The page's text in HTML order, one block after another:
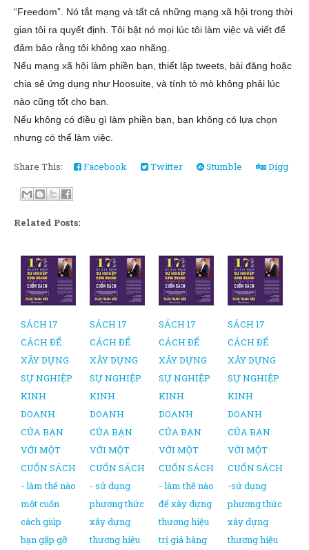
“Freedom”. Nó tắt mạng và tất cả những mạng xã hội trong thời
gian tôi ra quyết định. Tôi bật nó mọi lúc tôi làm việc và viết để
đảm bảo rằng tôi không xao nhãng.
Nếu mạng xã hội làm phiền bạn, thiết lập tweets, bài đăng hoặc
chia sẻ ứng dụng như Hoosuite, và tính tò mò không phải lúc
nào cũng tốt cho bạn.
Nếu không có điều gì làm phiền bạn, bạn không có lựa chọn
nhưng có thể làm việc.
Share This: Facebook Twitter Stumble Digg
Related Posts:
SÁCH 17
CÁCH ĐỂ
XÂY DỰNG
SỰ NGHIỆP
KINH
DOANH
CỦA BẠN
VỚI MỘT
CUỐN SÁCH
- làm thế nào
một cuốn
cách giúp
bạn gặp gỡ
SÁCH 17
CÁCH ĐỂ
XÂY DỰNG
SỰ NGHIỆP
KINH
DOANH
CỦA BẠN
VỚI MỘT
CUỐN SÁCH
- sử dụng
phương thức
xây dựng
thương hiệu
SÁCH 17
CÁCH ĐỂ
XÂY DỰNG
SỰ NGHIỆP
KINH
DOANH
CỦA BẠN
VỚI MỘT
CUỐN SÁCH
- làm thế nào
để xây dựng
thương hiệu
trị giá hàng
SÁCH 17
CÁCH ĐỂ
XÂY DỰNG
SỰ NGHIỆP
KINH
DOANH
CỦA BẠN
VỚI MỘT
CUỐN SÁCH
-sử dụng
phương thức
xây dựng
thương hiệu